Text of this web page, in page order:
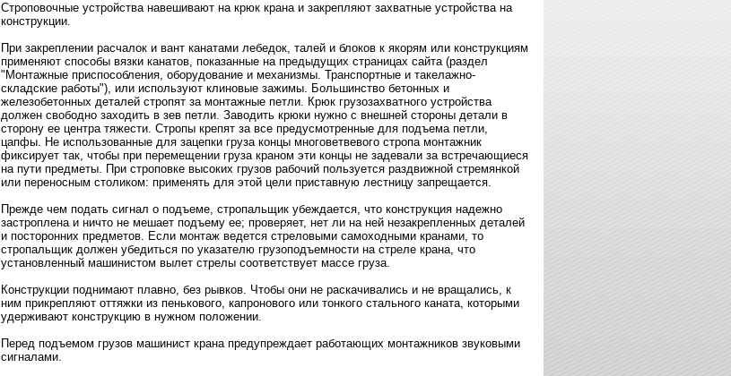
Строповочные устройства навешивают на крюк крана и закрепляют захватные устройства на
конструкции.
При закреплении расчалок и вант канатами лебедок, талей и блоков к якорям или конструкциям
применяют способы вязки канатов, показанные на предыдущих страницах сайта (раздел
"Монтажные приспособления, оборудование и механизмы. Транспортные и такелажно-
складские работы"), или используют клиновые зажимы. Большинство бетонных и
железобетонных деталей стропят за монтажные петли. Крюк грузозахватного устройства
должен свободно заходить в зев петли. Заводить крюки нужно с внешней стороны детали в
сторону ее центра тяжести. Стропы крепят за все предусмотренные для подъема петли,
цапфы. Не использованные для зацепки груза концы многоветвевого стропа монтажник
фиксирует так, чтобы при перемещении груза краном эти концы не задевали за встречающиеся
на пути предметы. При строповке высоких грузов рабочий пользуется раздвижной стремянкой
или переносным столиком: применять для этой цели приставную лестницу запрещается.
Прежде чем подать сигнал о подъеме, стропальщик убеждается, что конструкция надежно
застроплена и ничто не мешает подъему ее; проверяет, нет ли на ней незакрепленных деталей
и посторонних предметов. Если монтаж ведется стреловыми самоходными кранами, то
стропальщик должен убедиться по указателю грузоподъемности на стреле крана, что
установленный машинистом вылет стрелы соответствует массе груза.
Конструкции поднимают плавно, без рывков. Чтобы они не раскачивались и не вращались, к
ним прикрепляют оттяжки из пенькового, капронового или тонкого стального каната, которыми
удерживают конструкцию в нужном положении.
Перед подъемом грузов машинист крана предупреждает работающих монтажников звуковыми
сигналами.